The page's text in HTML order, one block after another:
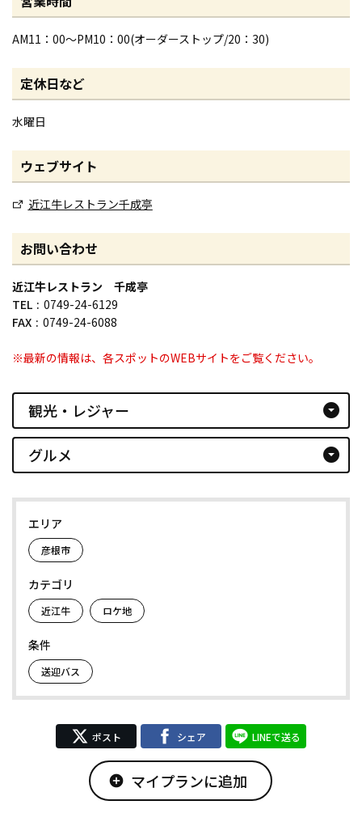
AM11：00～PM10：00(オーダーストップ/20：30)
定休日など
水曜日
ウェブサイト
近江牛レストラン千成亭
お問い合わせ
近江牛レストラン 千成亭
TEL
0749-24-6129
FAX
0749-24-6088
※最新の情報は、各スポットのWEBサイトをご覧ください。
観光・レジャー arrow_drop_down_circle
グルメ arrow_drop_down_circle
エリア
彦根市
カテゴリ
近江牛 ロケ地
条件
送迎バス
ポスト シェア LINEで送る
add_circle マイプランに追加